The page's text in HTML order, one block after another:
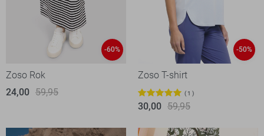
-60%
Zoso Rok
24,00 59,95
-50%
Zoso T-shirt
1
30,00 59,95